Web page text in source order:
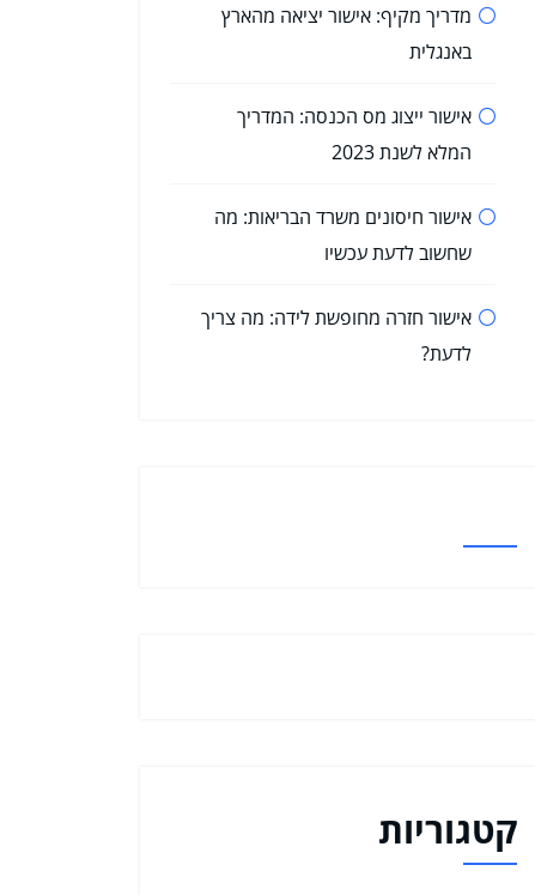
מדריך מקיף: אישור יציאה מהארץ
באנגלית
אישור ייצוג מס הכנסה: המדריך
המלא לשנת 2023
אישור חיסונים משרד הבריאות: מה
שחשוב לדעת עכשיו
אישור חזרה מחופשת לידה: מה צריך
לדעת?
קטגוריות